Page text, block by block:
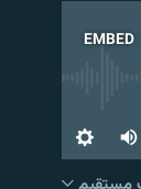
EMBED